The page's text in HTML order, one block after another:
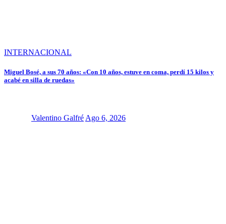
INTERNACIONAL
Miguel Bosé, a sus 70 años: «Con 10 años, estuve en coma, perdí 15 kilos y
acabé en silla de ruedas»
Valentino Galfré Ago 6, 2026